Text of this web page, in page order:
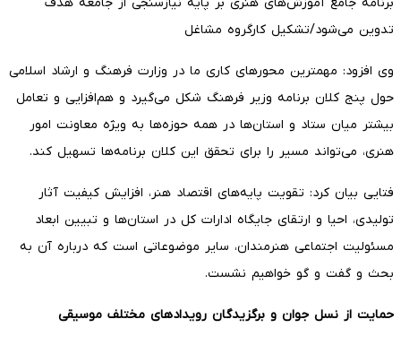
تدوین می‌شود/تشکیل کارگروه مشاغل
وی افزود: مهمترین محورهای کاری ما در وزارت فرهنگ و ارشاد اسلامی
حول پنج کلان برنامه وزیر فرهنگ شکل می‌گیرد و هم‌افزایی و تعامل
بیشتر میان ستاد و استان‌ها در همه حوزه‌ها به ویژه معاونت امور
هنری، می‌تواند مسیر را برای تحقق این کلان برنامه‌ها تسهیل کند.
فتایی بیان کرد: تقویت پایه‌های اقتصاد هنر، افزایش کیفیت آثار
تولیدی، احیا و ارتقای جایگاه ادارات کل در استان‌ها و تبیین ابعاد
مسئولیت اجتماعی هنرمندان، سایر موضوعاتی است که درباره آن به
بحث و گفت و گو خواهیم نشست.
حمایت از نسل جوان و برگزیدگان رویدادهای مختلف موسیقی